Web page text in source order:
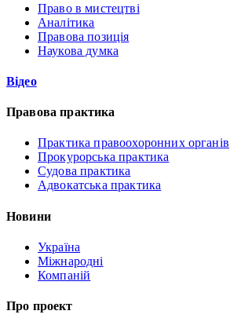
Право в мистецтві
Аналітика
Правова позиція
Наукова думка
Відео
Правова практика
Практика правоохоронних органів
Прокурорська практика
Судова практика
Адвокатська практика
Новини
Україна
Міжнародні
Компаній
Про проект